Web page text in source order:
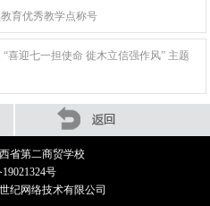
育优秀教学点称号
喜迎七一担使命 徙木立信强作风” 主题
省第二商贸学校
号
纪网络技术有限公司